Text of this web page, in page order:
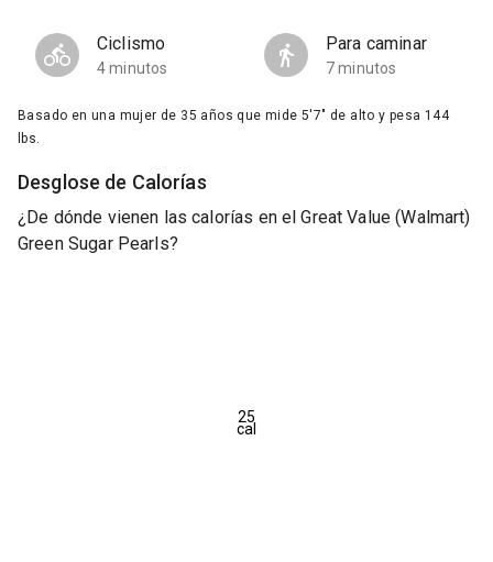
Ciclismo
4 minutos
Para caminar
7 minutos
Basado en una mujer de 35 años que mide 5'7" de alto y pesa 144
lbs.
Desglose de Calorías
¿De dónde vienen las calorías en el Great Value (Walmart)
Green Sugar Pearls?
25
cal